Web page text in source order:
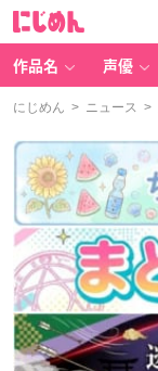
作品名 声優
にじめん > ニュース >